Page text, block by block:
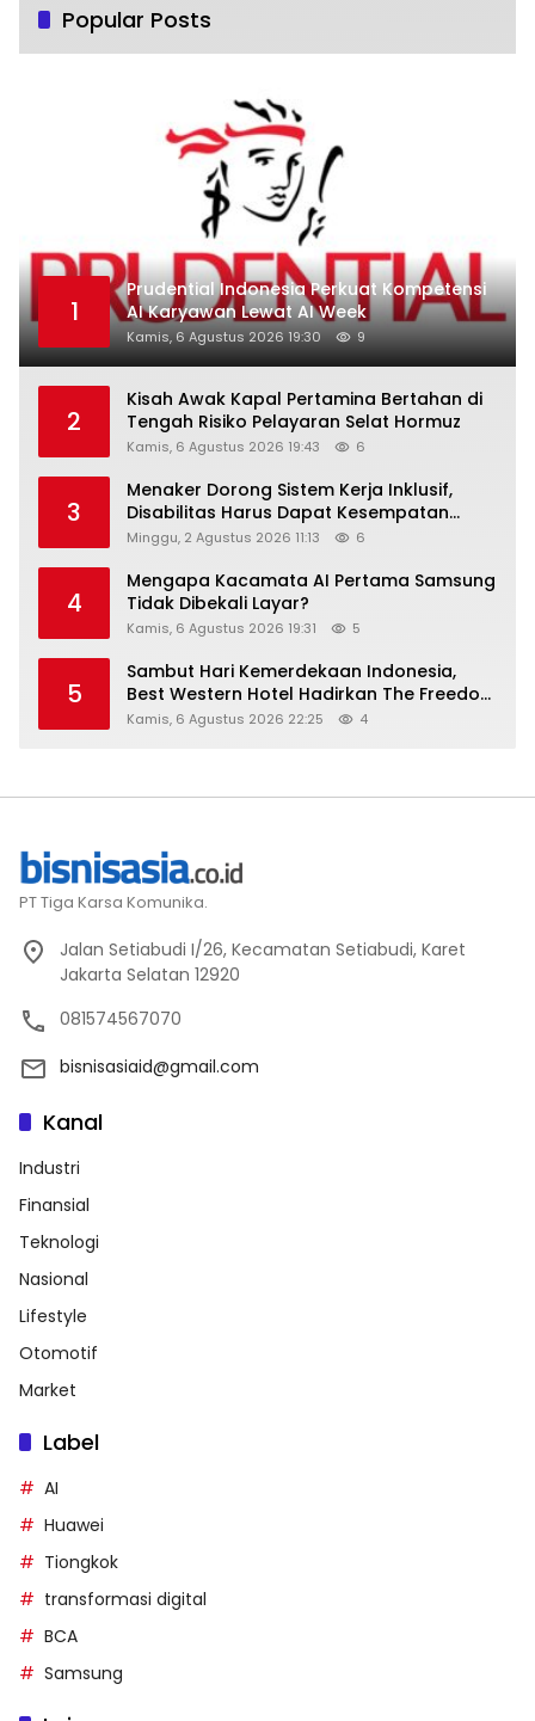
Popular Posts
1
Prudential Indonesia Perkuat Kompetensi
AI Karyawan Lewat AI Week
Kamis, 6 Agustus 2026 19:30 9
2
Kisah Awak Kapal Pertamina Bertahan di
Tengah Risiko Pelayaran Selat Hormuz
Kamis, 6 Agustus 2026 19:43 6
3
Menaker Dorong Sistem Kerja Inklusif,
Disabilitas Harus Dapat Kesempatan
Setara
Minggu, 2 Agustus 2026 11:13 6
4
Mengapa Kacamata AI Pertama Samsung
Tidak Dibekali Layar?
Kamis, 6 Agustus 2026 19:31 5
5
Sambut Hari Kemerdekaan Indonesia,
Best Western Hotel Hadirkan The Freedom
Stay Diskon Hingga 45%
Kamis, 6 Agustus 2026 22:25 4
PT Tiga Karsa Komunika.
Jalan Setiabudi I/26, Kecamatan Setiabudi, Karet
Jakarta Selatan 12920
081574567070
bisnisasiaid@gmail.com
Kanal
Industri
Finansial
Teknologi
Nasional
Lifestyle
Otomotif
Market
Label
AI
Huawei
Tiongkok
transformasi digital
BCA
Samsung